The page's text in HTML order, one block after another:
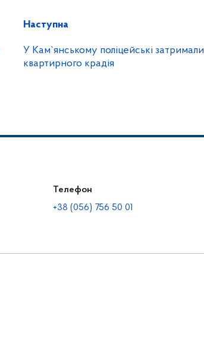
Наступна
У Кам`янському поліцейські затримали
квартирного крадія
Телефон
+38 (056) 756 50 01